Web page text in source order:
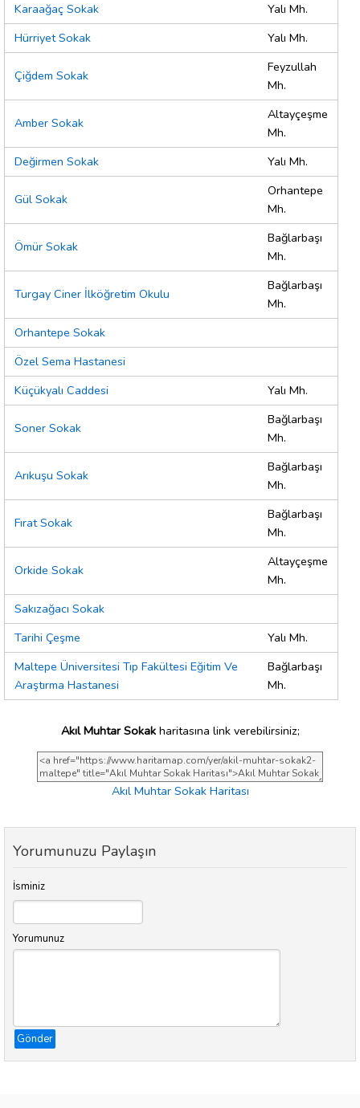
Karaağaç Sokak
Yalı Mh.
Hürriyet Sokak
Yalı Mh.
Çiğdem Sokak
Feyzullah
Mh.
Amber Sokak
Altayçeşme
Mh.
Değirmen Sokak
Yalı Mh.
Gül Sokak
Orhantepe
Mh.
Ömür Sokak
Bağlarbaşı
Mh.
Turgay Ciner İlköğretim Okulu
Bağlarbaşı
Mh.
Orhantepe Sokak
Özel Sema Hastanesi
Küçükyalı Caddesi
Yalı Mh.
Soner Sokak
Bağlarbaşı
Mh.
Arıkuşu Sokak
Bağlarbaşı
Mh.
Fırat Sokak
Bağlarbaşı
Mh.
Orkide Sokak
Altayçeşme
Mh.
Sakızağacı Sokak
Tarihi Çeşme
Yalı Mh.
Maltepe Üniversitesi Tıp Fakültesi Eğitim Ve
Araştırma Hastanesi
Bağlarbaşı
Mh.
Akıl Muhtar Sokakharitasına link verebilirsiniz;
Akıl Muhtar Sokak Haritası
Yorumunuzu Paylaşın
İsminiz
Yorumunuz
Gönder